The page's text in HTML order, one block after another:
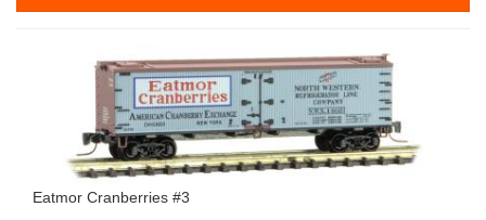
Eatmor Cranberries #3